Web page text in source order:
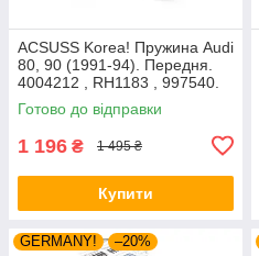
ACSUSS Korea! Пружина Audi
80, 90 (1991-94). Передня.
4004212 , RH1183 , 997540.
Аксусс Корея
Готово до відправки
1 196 ₴ 1 495 ₴
Купити
GERMANY! –20%